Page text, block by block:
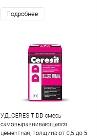
Подробнее
УД_CERESIT DD смесь
самовыравнивающаяся
цементная, толщина от 0,5 до 5